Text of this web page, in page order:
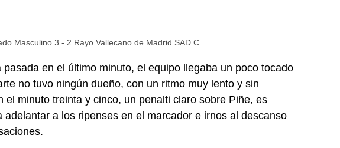
Masculino 3 - 2 Rayo Vallecano de Madrid SAD C
en el último minuto, el equipo llegaba un poco tocado
no tuvo ningún dueño, con un ritmo muy lento y sin
el minuto treinta y cinco, un penalti claro sobre Piñe, es
adelantar a los ripenses en el marcador e irnos al descanso